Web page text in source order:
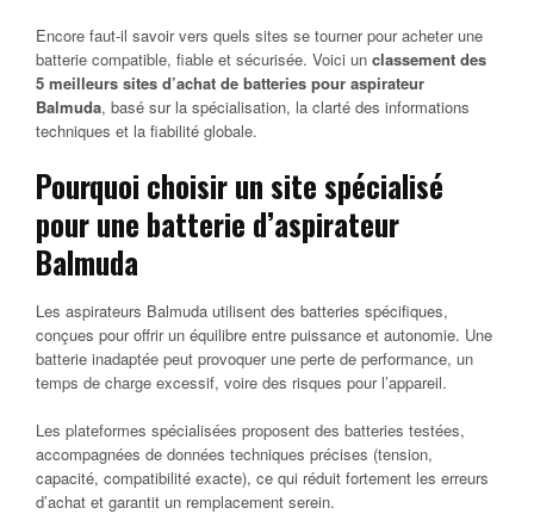
Encore faut-il savoir vers quels sites se tourner pour acheter une
batterie compatible, fiable et sécurisée. Voici un classement des
5 meilleurs sites d’achat de batteries pour aspirateur
Balmuda, basé sur la spécialisation, la clarté des informations
techniques et la fiabilité globale.
Pourquoi choisir un site spécialisé
pour une batterie d’aspirateur
Balmuda
Les aspirateurs Balmuda utilisent des batteries spécifiques,
conçues pour offrir un équilibre entre puissance et autonomie. Une
batterie inadaptée peut provoquer une perte de performance, un
temps de charge excessif, voire des risques pour l’appareil.
Les plateformes spécialisées proposent des batteries testées,
accompagnées de données techniques précises (tension,
capacité, compatibilité exacte), ce qui réduit fortement les erreurs
d’achat et garantit un remplacement serein.